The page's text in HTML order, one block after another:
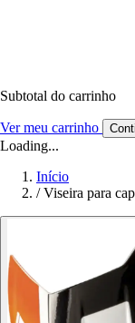
Subtotal do carrinho
Ver meu carrinho
Loading...
Início
/ Viseira para